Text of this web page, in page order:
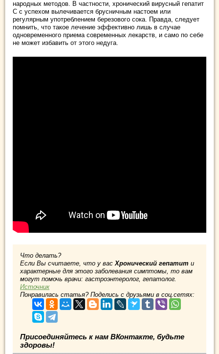
народных методов. В частности, хронический вирусный гепатит
С с успехом вылечивается брусничным настоем или
регулярным употреблением березового сока. Правда, следует
помнить, что такое лечение эффективно лишь в случае
одновременного приема современных лекарств, и само по себе
не может избавить от этого недуга.
Что делать?
Если Вы считаете, что у вас Хронический гепатит и
характерные для этого заболевания симптомы, то вам
могут помочь врачи: гастроэнтеролог, гепатолог.
Источник
Понравилась статья? Поделись с друзьями в соц.сетях:
Присоединяйтесь к нам ВКонтакте, будьте
здоровы!